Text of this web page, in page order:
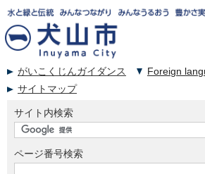
がいこくじんガイダンス
Foreign
サイトマップ
サイト内検索
ページ番号検索